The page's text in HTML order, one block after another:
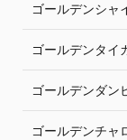
ゴールデンシャ
ゴールデンタイ
ゴールデンダン
ゴールデンチャ